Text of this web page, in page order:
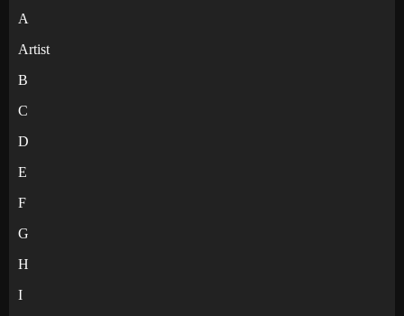
A
Artist
B
C
D
E
F
G
H
I